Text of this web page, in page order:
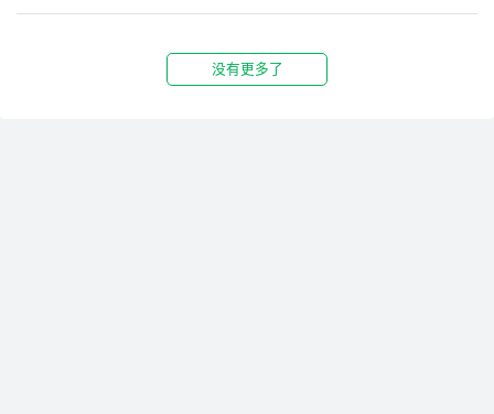
没有更多了